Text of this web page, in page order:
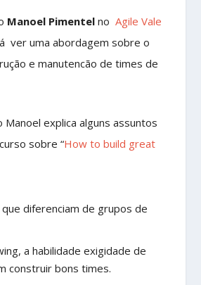
Manoel Pimentel noAgile Vale
ver uma abordagem sobre o
e manutencão de times de
Manoel explica alguns assuntos
sobre “How to build great
diferenciam de grupos de
a habilidade exigidade de
construir bons times.